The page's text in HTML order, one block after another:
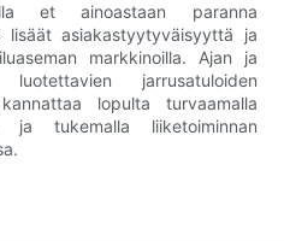
et ainoastaan ​​paranna
lisäät asiakastyytyväisyyttä ja
markkinoilla. Ajan ja
jarrusatuloiden
lopulta turvaamalla
ja tukemalla liiketoiminnan